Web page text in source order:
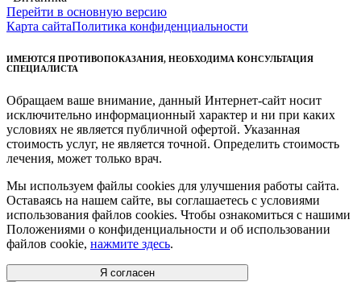
Перейти в основную версию
Карта сайтаПолитика конфиденциальности
ИМЕЮТСЯ ПРОТИВОПОКАЗАНИЯ, НЕОБХОДИМА КОНСУЛЬТАЦИЯ
СПЕЦИАЛИСТА
Обращаем ваше внимание, данный Интернет-сайт носит
исключительно информационный характер и ни при каких
условиях не является публичной офертой. Указанная
стоимость услуг, не является точной. Определить стоимость
лечения, может только врач.
Мы используем файлы cookies для улучшения работы сайта.
Оставаясь на нашем сайте, вы соглашаетесь с условиями
использования файлов cookies. Чтобы ознакомиться с нашими
Положениями о конфиденциальности и об использовании
файлов cookie, нажмите здесь.
Я согласен